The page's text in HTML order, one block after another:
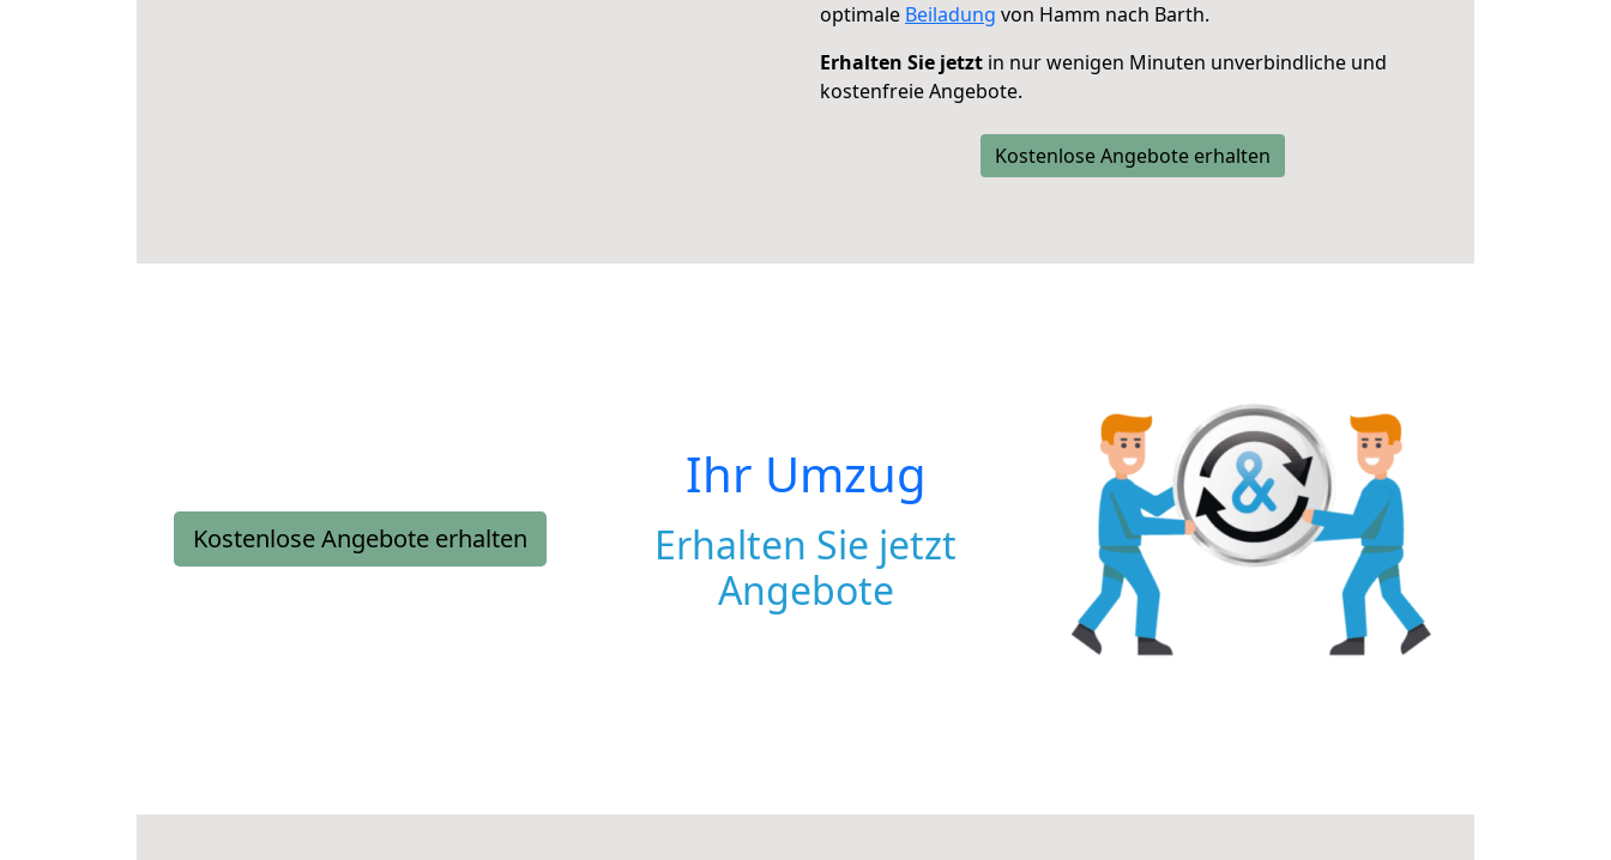
optimale Beiladung von Hamm nach Barth.
Erhalten Sie jetzt in nur wenigen Minuten unverbindliche und
kostenfreie Angebote.
Kostenlose Angebote erhalten
Kostenlose Angebote erhalten
Ihr Umzug
Erhalten Sie jetzt
Angebote